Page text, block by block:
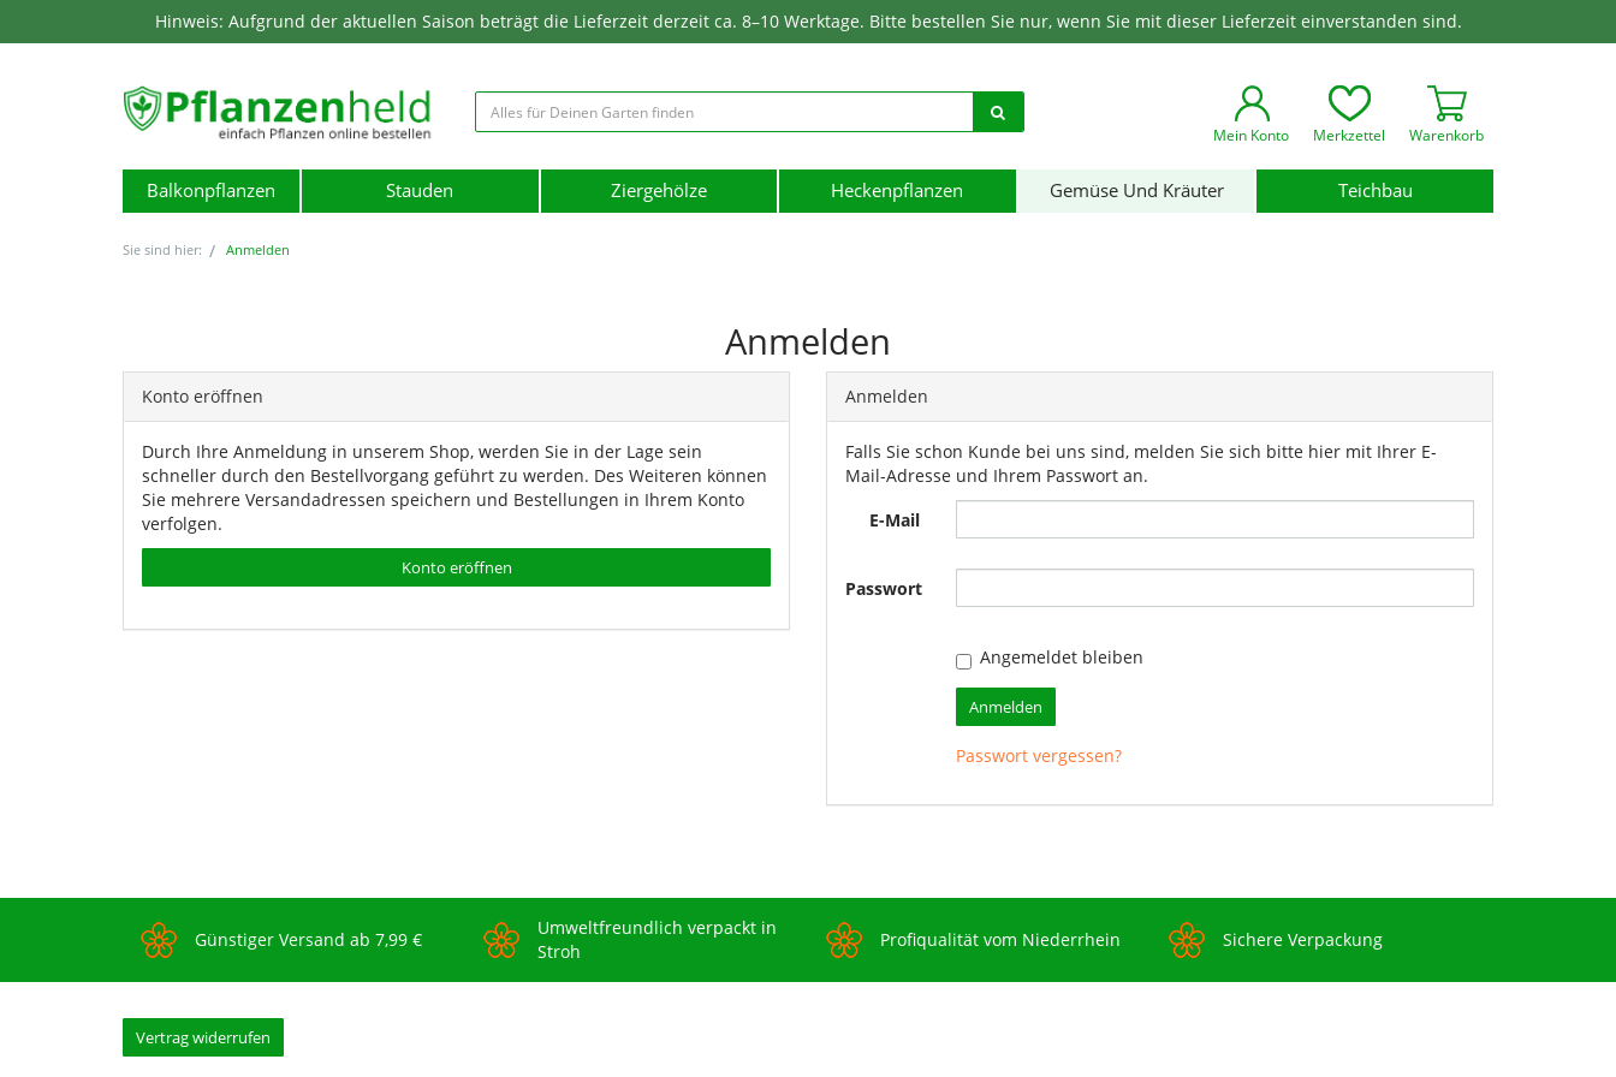
Hinweis: Aufgrund der aktuellen Saison beträgt die Lieferzeit derzeit ca. 8–10 Werktage. Bitte bestellen Sie nur, wenn Sie mit dieser Lieferzeit einverstanden sind.
Mein Konto Merkzettel Warenkorb
Balkonpflanzen Stauden Ziergehölze Heckenpflanzen Gemüse Und Kräuter Teichbau
Sie sind hier: Anmelden
Anmelden
Anmelden
Falls Sie schon Kunde bei uns sind, melden Sie sich bitte hier mit Ihrer E-
Mail-Adresse und Ihrem Passwort an.
E-Mail
Passwort
Angemeldet bleiben
Anmelden
Passwort vergessen?
Konto eröffnen
Durch Ihre Anmeldung in unserem Shop, werden Sie in der Lage sein
schneller durch den Bestellvorgang geführt zu werden. Des Weiteren können
Sie mehrere Versandadressen speichern und Bestellungen in Ihrem Konto
verfolgen.
Konto eröffnen
Günstiger Versand ab 7,99 €
Umweltfreundlich verpackt in
Stroh
Profiqualität vom Niederrhein Sichere Verpackung
Vertrag widerrufen